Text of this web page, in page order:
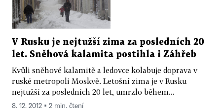
V Rusku je nejtužší zima za posledních 20
let. Sněhová kalamita postihla i Záhřeb
Kvůli sněhové kalamitě a ledovce kolabuje doprava v
ruské metropoli Moskvě. Letošní zima je v Rusku
nejtužší za posledních 20 let, umrzlo během...
8. 12. 2012 ▪ 2 min. čtení